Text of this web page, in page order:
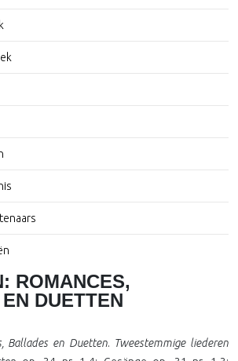
ROMANCES,
DUETTEN
Ballades en Duetten. Tweestemmige liederen